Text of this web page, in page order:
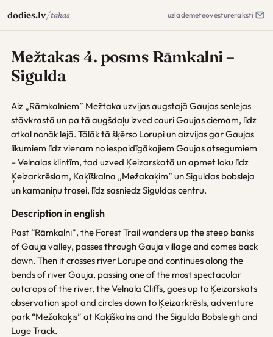
dodies.lv/takas uzlādemeteovēstureraksti
Mežtakas 4. posms Rāmkalni –
Sigulda
Aiz „Rāmkalniem” Mežtaka uzvijas augstajā Gaujas senlejas
stāvkrastā un pa tā augšdaļu izved cauri Gaujas ciemam, līdz
atkal nonāk lejā. Tālāk tā šķērso Lorupi un aizvijas gar Gaujas
līkumiem līdz vienam no iespaidīgākajiem Gaujas atsegumiem
– Velnalas klintīm, tad uzved Ķeizarskatā un apmet loku līdz
Ķeizarkrēslam, Kaķīškalna „Mežakaķim” un Siguldas bobsleja
un kamaniņu trasei, līdz sasniedz Siguldas centru.
Description in english
Past “Rāmkalni”, the Forest Trail wanders up the steep banks
of Gauja valley, passes through Gauja village and comes back
down. Then it crosses river Lorupe and continues along the
bends of river Gauja, passing one of the most spectacular
outcrops of the river, the Velnala Cliffs, goes up to Ķeizarskats
observation spot and circles down to Ķeizarkrēsls, adventure
park “Mežakaķis” at Kaķīškalns and the Sigulda Bobsleigh and
Luge Track.